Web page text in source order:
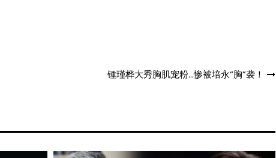
锺瑾桦大秀胸肌宠粉…惨被培永“胸”袭！